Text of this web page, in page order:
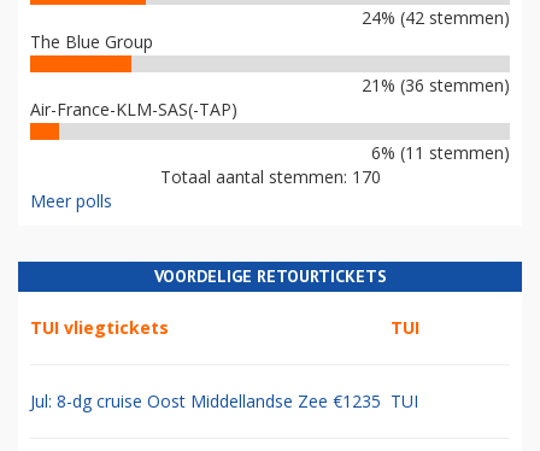
24% (42 stemmen)
The Blue Group
21% (36 stemmen)
Air-France-KLM-SAS(-TAP)
6% (11 stemmen)
Totaal aantal stemmen: 170
Meer polls
VOORDELIGE RETOURTICKETS
TUI vliegtickets TUI
Jul: 8-dg cruise Oost Middellandse Zee €1235 TUI